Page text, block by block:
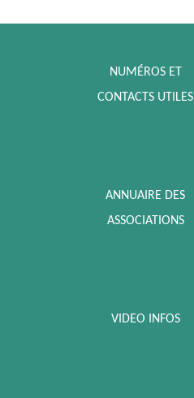
NUMÉROS ET
CONTACTS UTILES
ANNUAIRE DES
ASSOCIATIONS
VIDEO INFOS